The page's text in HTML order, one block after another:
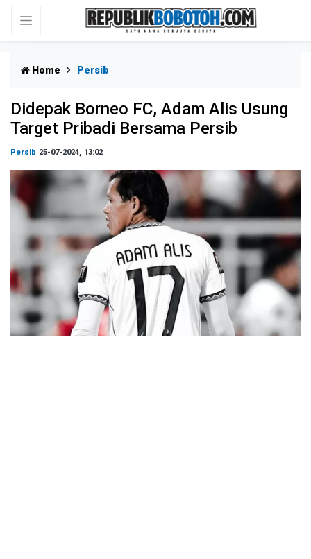
Home Persib
Didepak Borneo FC, Adam Alis Usung
Target Pribadi Bersama Persib
Persib 25-07-2024, 13:02